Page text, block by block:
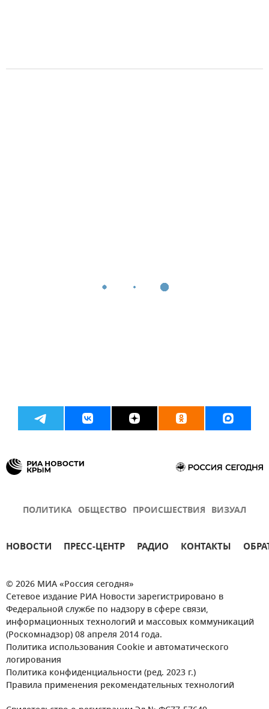
ПОЛИТИКА ОБЩЕСТВО ПРОИСШЕСТВИЯ ВИЗУАЛ
НОВОСТИ ПРЕСС-ЦЕНТР РАДИО КОНТАКТЫ
© 2026 МИА «Россия сегодня»
Сетевое издание РИА Новости зарегистрировано в
Федеральной службе по надзору в сфере связи,
информационных технологий и массовых коммуникаций
(Роскомнадзор) 08 апреля 2014 года.
Политика использования Cookie и автоматического
логирования
Политика конфиденциальности (ред. 2023 г.)
Правила применения рекомендательных технологий